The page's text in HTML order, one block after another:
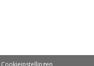
Cookieinstellingen